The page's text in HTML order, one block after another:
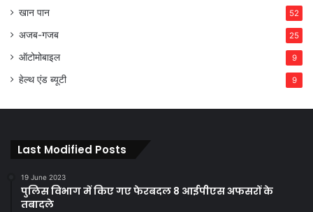
खान पान 52
अजब-गजब 25
ऑटोमोबाइल 9
हेल्थ एंड ब्यूटी 9
Last Modified Posts
19 June 2023
पुलिस विभाग में किए गए फेरबदल 8 आईपीएस अफसरों के
तबादले